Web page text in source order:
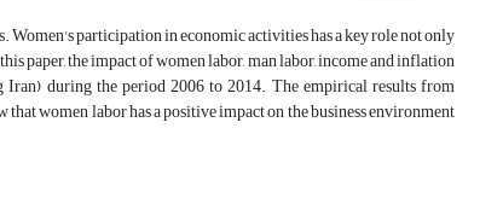
Women's participation in economic activities has a key role not only
paper, the impact of women labor, man labor, income and inflation
during the period 2006 to 2014. The empirical results from
women labor has a positive impact on the business environment